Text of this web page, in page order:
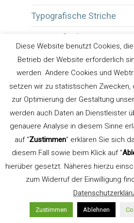
Typografische Striche
Typografischer
Überdruckenvorschau
Unterstrich
Uwe Steinacker
UX/UI
Versalien
Diese Website benutzt Cookies,
Betrieb der Website erforderlich
werden. Andere Cookies und
setzen wir zu statistischen Zwecken,
zur Optimierung der Gestaltung
werden auch Daten an Dienstleister
genauere Analyse in diesem Sinne
auf "Zustimmen" erklären Sie sich
diesem Fall sowie beim Klick auf "
hierüber gesetzt. Näheres hierzu
zum Widerruf der Einwilligung
Zustimmen Ablehnen